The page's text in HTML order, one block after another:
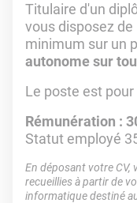
Titulaire d'un
vous disposez
minimum sur un
autonome sur
Le poste est
Rémunération :
Statut employé
En déposant votre
recueillies à partir de
informatique destiné